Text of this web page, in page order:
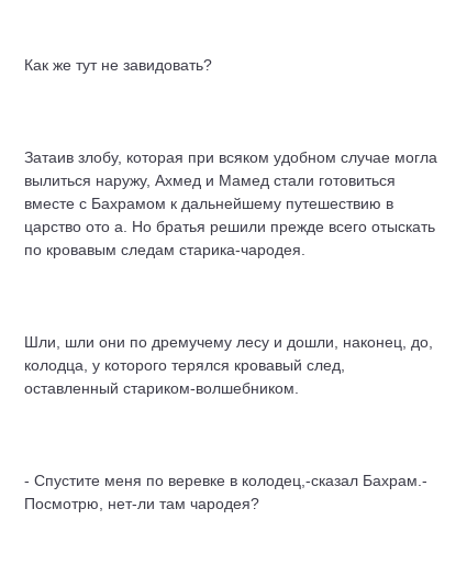
Как же тут не завидовать?
Затаив злобу, которая при всяком удобном случае могла
вылиться наружу, Ахмед и Мамед стали готовиться
вместе с Бахрамом к дальнейшему путешествию в
царство ото а. Но братья решили прежде всего отыскать
по кровавым следам старика-чародея.
Шли, шли они по дремучему лесу и дошли, наконец, до,
колодца, у которого терялся кровавый след,
оставленный стариком-волшебником.
- Спустите меня по веревке в колодец,-сказал Бахрам.-
Посмотрю, нет-ли там чародея?